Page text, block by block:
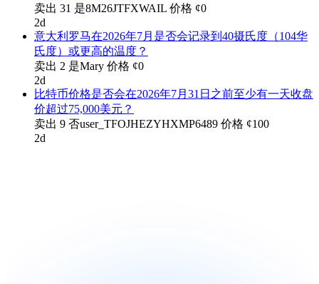
卖出 31 是8M26JTFXWAIL 价格 ¢0
2d
意大利罗马在2026年7月是否会记录到40摄氏度（104华
氏度）或更高的温度？
卖出 2 是Mary 价格 ¢0
2d
比特币价格是否会在2026年7月31日之前至少有一天收盘
价超过75,000美元？
卖出 9 否user_TFOJHEZYHXMP6489 价格 ¢100
2d